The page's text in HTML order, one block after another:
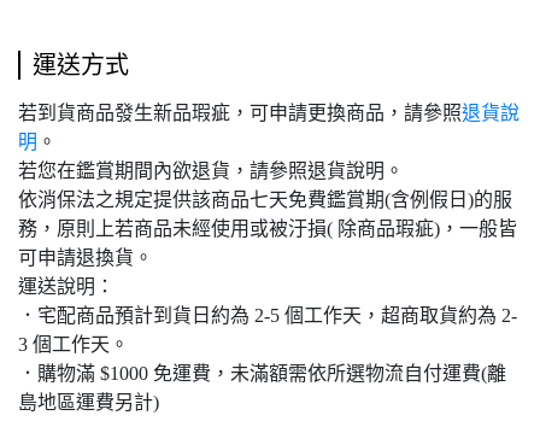
運送方式
若到貨商品發生新品瑕疵，可申請更換商品，請參照退貨說
明 。
若您在鑑賞期間內欲退貨，請參照退貨說明。
依消保法之規定提供該商品七天免費鑑賞期(含例假日)的服
務，原則上若商品未經使用或被汙損( 除商品瑕疵)，一般皆
可申請退換貨。
運送說明：
．宅配商品預計到貨日約為 2-5 個工作天，超商取貨約為 2-
3 個工作天。
．購物滿 $1000 免運費，未滿額需依所選物流自付運費(離
島地區運費另計)